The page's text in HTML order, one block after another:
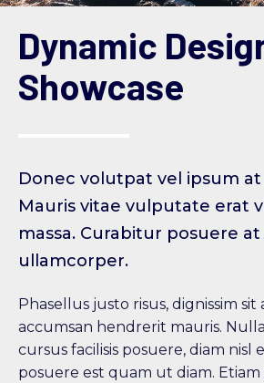
Dynamic
Showcase
Donec volutpat vel ipsum
Mauris vitae vulputate erat
massa. Curabitur posuere at
ullamcorper.
Phasellus justo risus, dignissim
accumsan hendrerit mauris.
cursus facilisis posuere, diam nisl
posuere est quam ut diam.